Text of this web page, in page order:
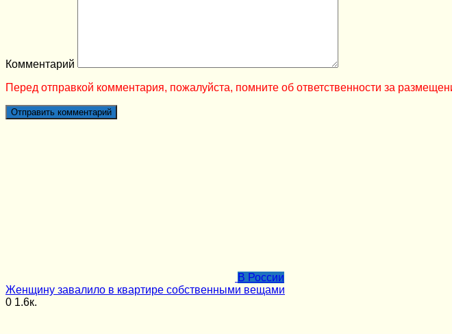
Комментарий
Перед отправкой комментария, пожалуйста, помните об ответственности за
В России
Женщину завалило в квартире собственными вещами
0 1.6к.